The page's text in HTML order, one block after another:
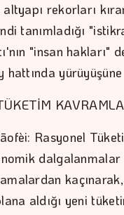
rekorları
tanımladığı
"insan hakları"
hattında
Rasyonel
dalgalanmalar
aldığı yeni